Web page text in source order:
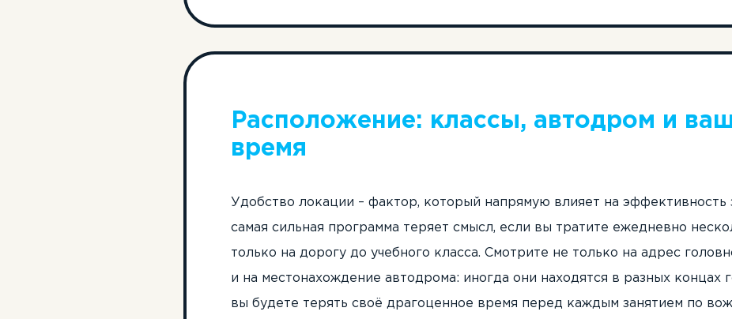
Расположение: классы, автодром и
время
Удобство локации – фактор, который напрямую влияет на эффективность
самая сильная программа теряет смысл, если вы тратите ежедневно
только на дорогу до учебного класса. Смотрите не только на адрес
и на местонахождение автодрома: иногда они находятся в разных концах
вы будете терять своё драгоценное время перед каждым занятием по